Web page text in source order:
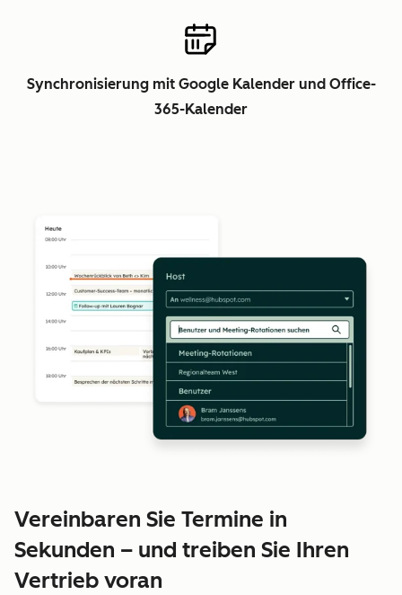
Synchronisierung mit Google Kalender und Office-
365-Kalender
Vereinbaren Sie Termine in
Sekunden – und treiben Sie Ihren
Vertrieb voran